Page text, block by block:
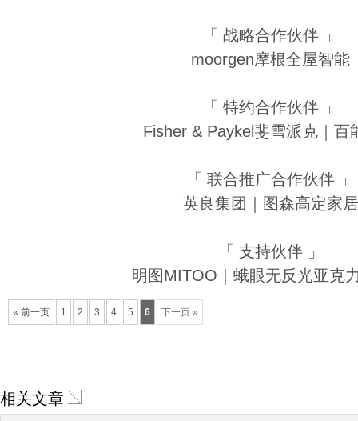
「 战略合作伙伴 」
moorgen摩根全屋智能
「 特约合作伙伴 」
Fisher & Paykel斐雪派克｜百
「 联合推广合作伙伴 」
英良集团｜图森高定家居
「 支持伙伴 」
明图MITOO｜蛾眼无反光亚克
« 前一页 1 2 3 4 5 6 下一页 »
相关文章